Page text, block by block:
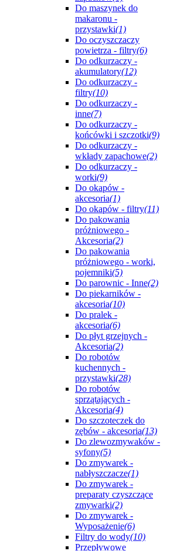
Do maszynek do
makaronu -
przystawki(1)
Do oczyszczaczy
powietrza - filtry(6)
Do odkurzaczy -
akumulatory(12)
Do odkurzaczy -
filtry(10)
Do odkurzaczy -
inne(7)
Do odkurzaczy -
końcówki i szczotki(9)
Do odkurzaczy -
wkłady zapachowe(2)
Do odkurzaczy -
worki(9)
Do okapów -
akcesoria(1)
Do okapów - filtry(11)
Do pakowania
próżniowego -
Akcesoria(2)
Do pakowania
próżniowego - worki,
pojemniki(5)
Do parownic - Inne(2)
Do piekarników -
akcesoria(10)
Do pralek -
akcesoria(6)
Do płyt grzejnych -
Akcesoria(2)
Do robotów
kuchennych -
przystawki(28)
Do robotów
sprzątających -
Akcesoria(4)
Do szczoteczek do
zębów - akcesoria(13)
Do zlewozmywaków -
syfony(5)
Do zmywarek -
nabłyszczacze(1)
Do zmywarek -
preparaty czyszczące
zmywarki(2)
Do zmywarek -
Wyposażenie(6)
Filtry do wody(10)
Przepływowe